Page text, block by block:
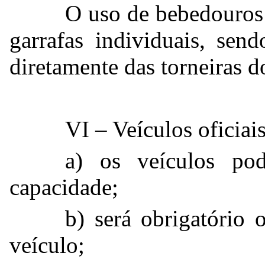
O uso de
garrafas individuais,
diretamente das torneiras
VI – Veículos
a) os veículos
capacidade;
b) será obrigatório
veículo;